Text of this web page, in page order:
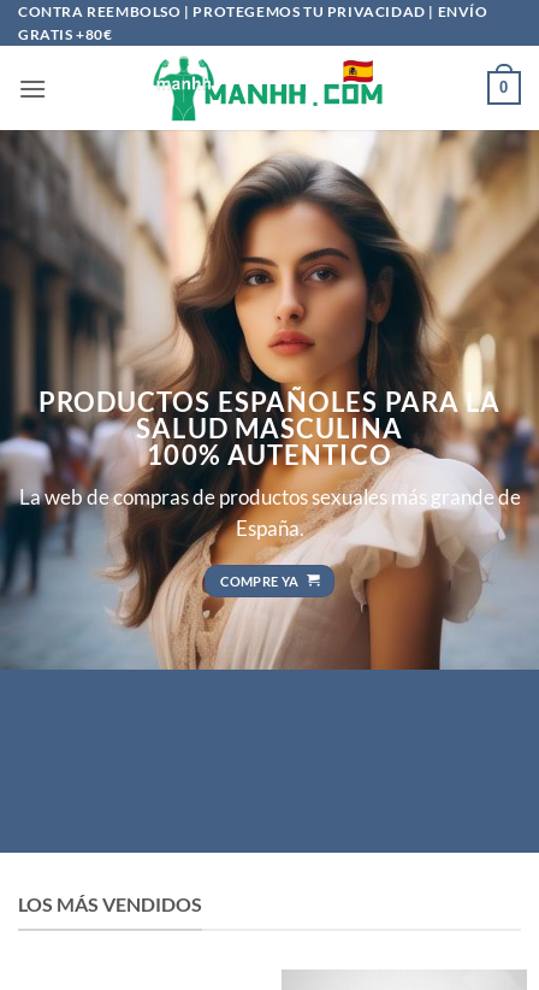
Saltar
al
CONTRA REEMBOLSO | PROTEGEMOS TU PRIVACIDAD | ENVÍO
GRATIS +80€
0
PRODUCTOS ESPAÑOLES PARA LA
SALUD MASCULINA
100% AUTENTICO
La web de compras de productos sexuales más grande de
España.
COMPRE YA
LOS MÁS VENDIDOS